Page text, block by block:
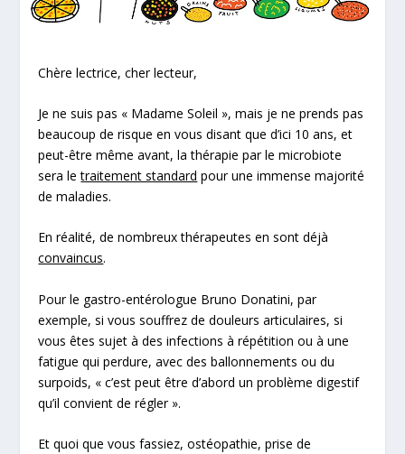
Chère lectrice, cher lecteur,
Je ne suis pas « Madame Soleil », mais je ne prends pas
beaucoup de risque en vous disant que d’ici 10 ans, et
peut-être même avant, lathérapie par le microbiote
sera letraitement standard pour une immense majorité
de maladies.
En réalité, de nombreux thérapeutes en sont déjà
convaincus.
Pour le gastro-entérologue Bruno Donatini, par
exemple, si vous souffrez de douleurs articulaires, si
vous êtes sujet à des infections à répétition ou à une
fatigue qui perdure, avec des ballonnements ou du
surpoids, « c’est peut être d’abord un problème digestif
qu’il convient de régler ».
Et quoi que vous fassiez, ostéopathie, prise de